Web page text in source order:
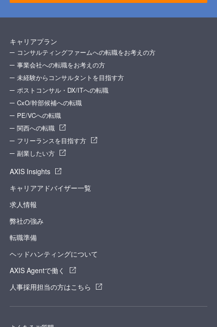
キャリアプラン
コンサルティングファームへの転職をお考えの方
事業会社への転職をお考えの方
未経験からコンサルタントを目指す方
ポストコンサル・DX/ITへの転職
CxO/幹部候補への転職
PE/VCへの転職
関西への転職
フリーランスを目指す方
副業したい方
AXIS Insights
キャリアアドバイザー一覧
求人情報
弊社の強み
転職準備
ヘッドハンティングについて
AXIS Agentで働く
人事採用担当の方はこちら